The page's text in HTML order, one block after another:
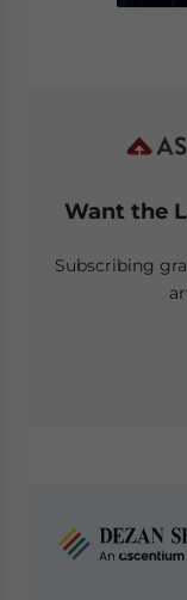
Want the
Subscribing